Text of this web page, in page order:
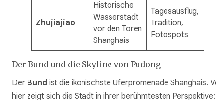
Zhujiajiao
Historische
Wasserstadt
vor den Toren
Shanghais
Tagesausflug,
Tradition,
Fotospots
Der Bund und die Skyline von Pudong
Der Bund ist die ikonischste Uferpromenade Shanghais.
hier zeigt sich die Stadt in ihrer berühmtesten Perspektive: